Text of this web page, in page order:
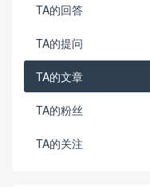
TA的回答
TA的提问
TA的文章
TA的粉丝
TA的关注